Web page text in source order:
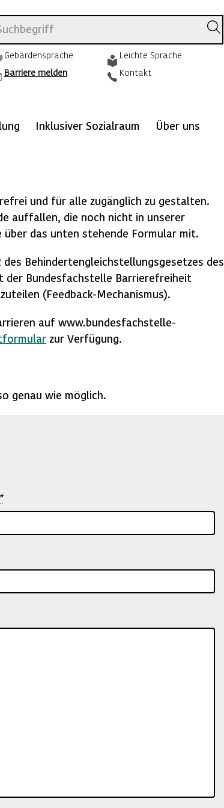
Gebärdensprache
Leichte Sprache
Barriere melden
Kontakt
Inklusiver Sozialraum Über uns
und für alle zugänglich zu gestalten.
auffallen, die noch nicht in unserer
das unten stehende Formular mit.
Behindertengleichstellungsgesetzes des
der Bundesfachstelle Barrierefreiheit
(Feedback-Mechanismus).
auf www.bundesfachstelle-
zur Verfügung.
genau wie möglich.
*